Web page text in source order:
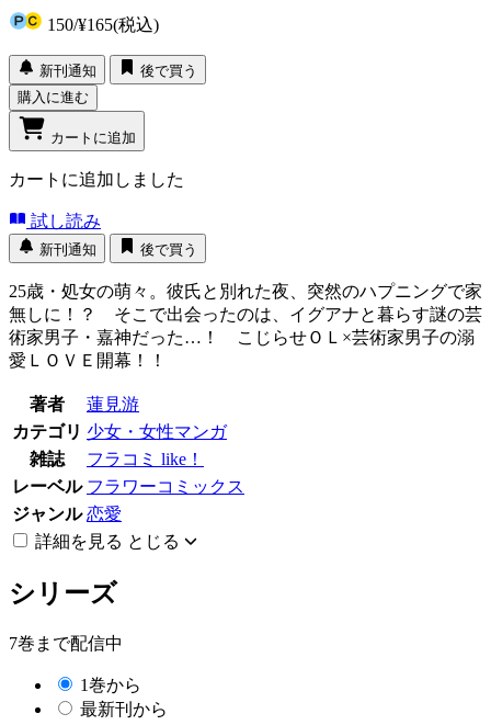
150/¥165(税込)
新刊通知
後で買う
購入に進む
カートに追加
カートに追加しました
試し読み
新刊通知 後で買う
25歳・処女の萌々。彼氏と別れた夜、突然のハプニングで家
無しに！？ そこで出会ったのは、イグアナと暮らす謎の芸
術家男子・嘉神だった…！ こじらせＯＬ×芸術家男子の溺
愛ＬＯＶＥ開幕！！
著者
蓮見游
カテゴリ 少女・女性マンガ
雑誌
フラコミ like！
レーベル フラワーコミックス
ジャンル 恋愛
詳細を見る とじる
シリーズ
7巻まで配信中
1巻から
最新刊から